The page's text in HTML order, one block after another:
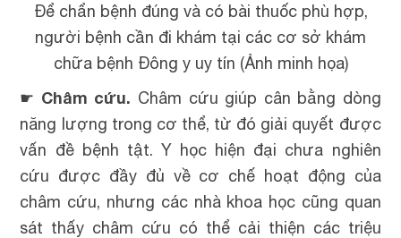
Để chẩn bệnh đúng và có bài thuốc phù hợp,
người bệnh cần đi khám tại các cơ sở khám
chữa bệnh Đông y uy tín (Ảnh minh họa)
☛ Châm cứu. Châm cứu giúp cân bằng dòng
năng lượng trong cơ thể, từ đó giải quyết được
vấn đề bệnh tật. Y học hiện đại chưa nghiên
cứu được đầy đủ về cơ chế hoạt động của
châm cứu, nhưng các nhà khoa học cũng quan
sát thấy châm cứu có thể cải thiện các triệu